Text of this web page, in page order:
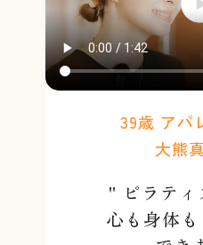
39歳 アパ
大熊
" ピラティ
心も身体